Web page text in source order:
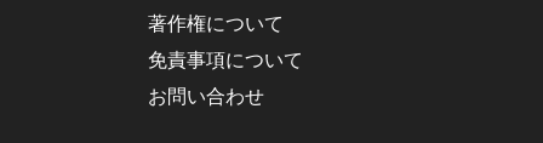
著作権について
免責事項について
お問い合わせ